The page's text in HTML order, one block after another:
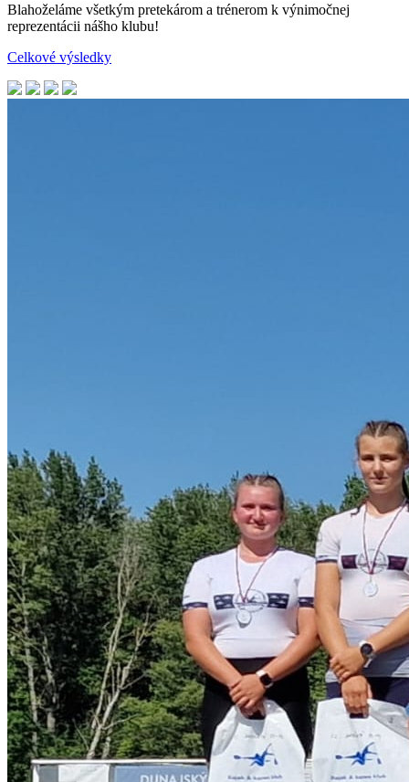
Blahoželáme všetkým pretekárom a trénerom k výnimočnej
reprezentácii nášho klubu!
Celkové výsledky